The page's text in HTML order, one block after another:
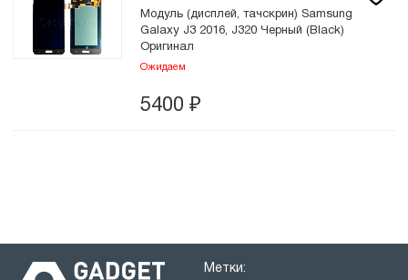
Модуль (дисплей, тачскрин) Samsung
Galaxy J3 2016, J320 Черный (Black)
Оригинал
Ожидаем
5400 ₽
Метки: